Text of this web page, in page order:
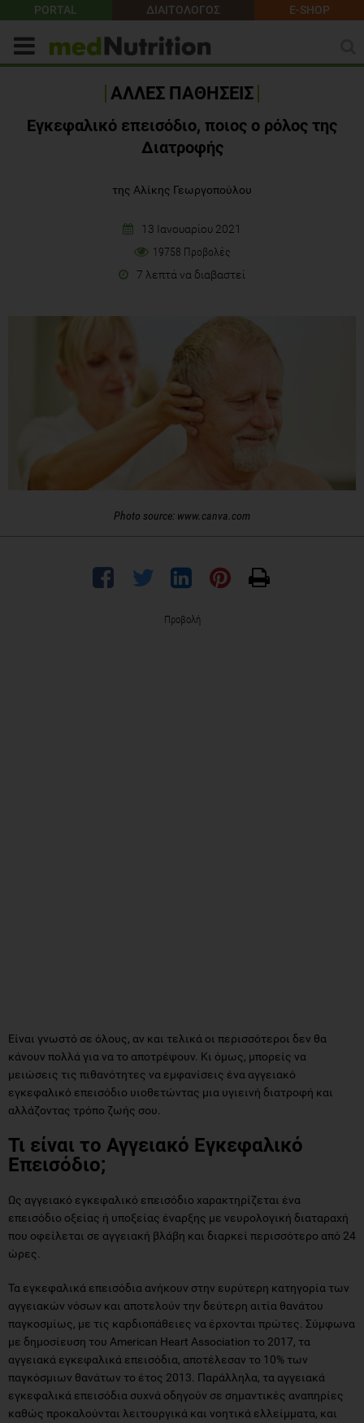
PORTAL ΔΙΑΙΤΟΛΟΓΟΣ E-SHOP
ΑΛΛΕΣ ΠΑΘΗΣΕΙΣ
Εγκεφαλικό επεισόδιο, ποιος ο ρόλος της
Διατροφής
της Αλίκης Γεωργοπούλου
13 Ιανουαρίου 2021
19758 Προβολές
7 λεπτά να διαβαστεί
Photo source: www.canva.com
Προβολή
Είναι γνωστό σε όλους, αν και τελικά οι περισσότεροι δεν θα
κάνουν πολλά για να το αποτρέψουν. Κι όμως, μπορείς να
μειώσεις τις πιθανότητες να εμφανίσεις ένα αγγειακό
εγκεφαλικό επεισόδιο υιοθετώντας μια υγιεινή διατροφή και
αλλάζοντας τρόπο ζωής σου.
Τι είναι το Αγγειακό Εγκεφαλικό
Επεισόδιο;
Ως αγγειακό εγκεφαλικό επεισόδιο χαρακτηρίζεται ένα
επεισόδιο οξείας ή υποξείας έναρξης με νευρολογική διαταραχή
που οφείλεται σε αγγειακή βλάβη και διαρκεί περισσότερο από 24
ώρες.
Τα εγκεφαλικά επεισόδια ανήκουν στην ευρύτερη κατηγορία των
αγγειακών νόσων και αποτελούν την δεύτερη αιτία θανάτου
παγκοσμίως, με τις καρδιοπάθειες να έρχονται πρώτες. Σύμφωνα
με δημοσίευση του American Heart Association το 2017, τα
αγγειακά εγκεφαλικά επεισόδια, αποτέλεσαν το 10% των
παγκόσμιων θανάτων το έτος 2013. Παράλληλα, τα αγγειακά
εγκεφαλικά επεισόδια συχνά οδηγούν σε σημαντικές αναπηρίες
καθώς προκαλούνται λειτουργικά και νοητικά ελλείμματα, και